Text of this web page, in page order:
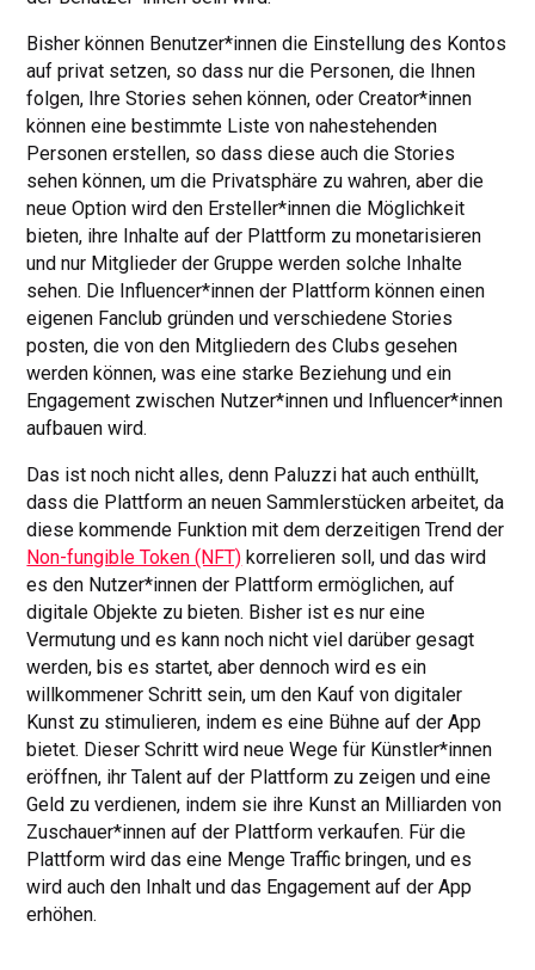
Bisher können Benutzer*innen die Einstellung des Kontos
auf privat setzen, so dass nur die Personen, die Ihnen
folgen, Ihre Stories sehen können, oder Creator*innen
können eine bestimmte Liste von nahestehenden
Personen erstellen, so dass diese auch die Stories
sehen können, um die Privatsphäre zu wahren, aber die
neue Option wird den Ersteller*innen die Möglichkeit
bieten, ihre Inhalte auf der Plattform zu monetarisieren
und nur Mitglieder der Gruppe werden solche Inhalte
sehen. Die Influencer*innen der Plattform können einen
eigenen Fanclub gründen und verschiedene Stories
posten, die von den Mitgliedern des Clubs gesehen
werden können, was eine starke Beziehung und ein
Engagement zwischen Nutzer*innen und Influencer*innen
aufbauen wird.
Das ist noch nicht alles, denn Paluzzi hat auch enthüllt,
dass die Plattform an neuen Sammlerstücken arbeitet, da
diese kommende Funktion mit dem derzeitigen Trend der
Non-fungible Token (NFT) korrelieren soll, und das wird
es den Nutzer*innen der Plattform ermöglichen, auf
digitale Objekte zu bieten. Bisher ist es nur eine
Vermutung und es kann noch nicht viel darüber gesagt
werden, bis es startet, aber dennoch wird es ein
willkommener Schritt sein, um den Kauf von digitaler
Kunst zu stimulieren, indem es eine Bühne auf der App
bietet. Dieser Schritt wird neue Wege für Künstler*innen
eröffnen, ihr Talent auf der Plattform zu zeigen und eine
Geld zu verdienen, indem sie ihre Kunst an Milliarden von
Zuschauer*innen auf der Plattform verkaufen. Für die
Plattform wird das eine Menge Traffic bringen, und es
wird auch den Inhalt und das Engagement auf der App
erhöhen.